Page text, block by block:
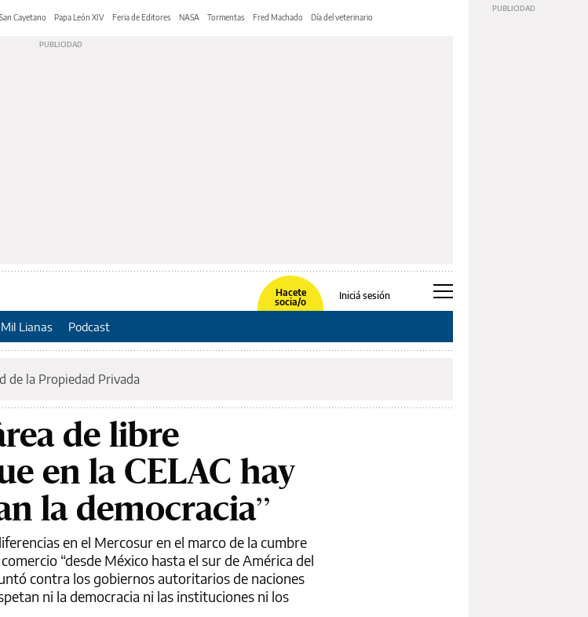
San Cayetano Papa León XIV Feria de Editores NASA Tormentas Fred Machado Día del veterinario
Hacete
socia/o
Iniciá sesión
Mil Lianas Podcast
de la Propiedad Privada
de libre
en la CELAC hay
la democracia”
en el Mercosur en el marco de la cumbre
“desde México hasta el sur de América del
contra los gobiernos autoritarios de naciones
ni la democracia ni las instituciones ni los